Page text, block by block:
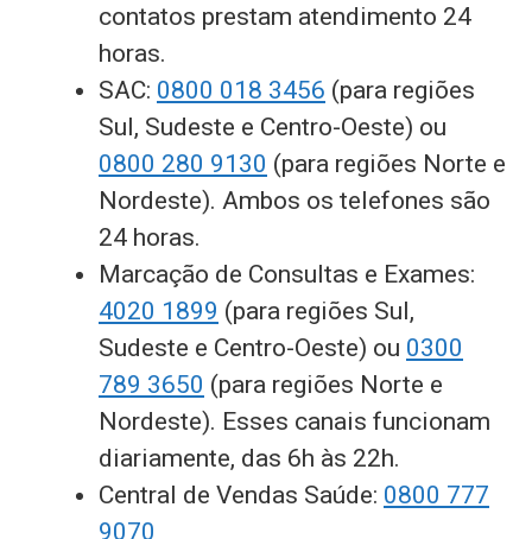
contatos prestam atendimento 24
horas.
SAC: 0800 018 3456 (para regiões
Sul, Sudeste e Centro-Oeste) ou
0800 280 9130 (para regiões Norte e
Nordeste). Ambos os telefones são
24 horas.
Marcação de Consultas e Exames:
4020 1899 (para regiões Sul,
Sudeste e Centro-Oeste) ou 0300
789 3650 (para regiões Norte e
Nordeste). Esses canais funcionam
diariamente, das 6h às 22h.
Central de Vendas Saúde: 0800 777
9070